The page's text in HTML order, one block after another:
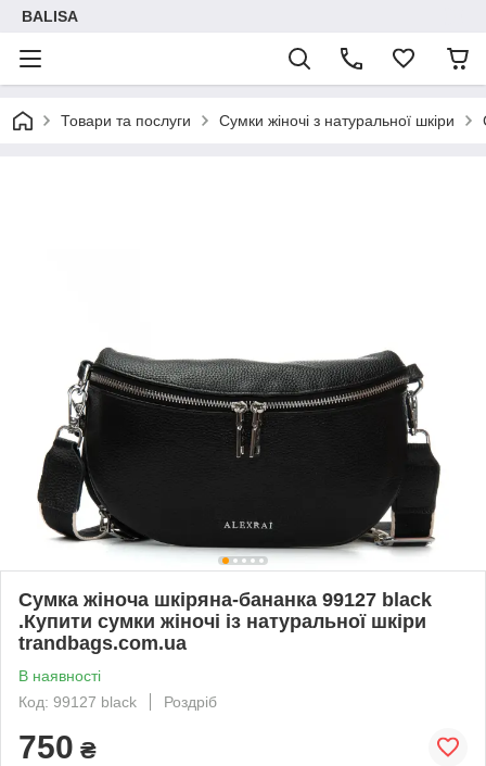
BALISA
Товари та послуги Сумки жіночі з натуральної шкіри
Cумка жіноча шкіряна-бананка 99127 black
.Купити сумки жіночі із натуральної шкіри
trandbags.com.ua
В наявності
Код: 99127 black
Роздріб
750 ₴